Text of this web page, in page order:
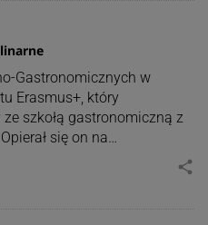
Gastronomicznych w
Erasmus+, który
szkołą gastronomiczną z
się on na…
share